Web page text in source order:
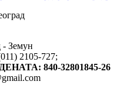
- Земун
2105-727;
840-32801845-26